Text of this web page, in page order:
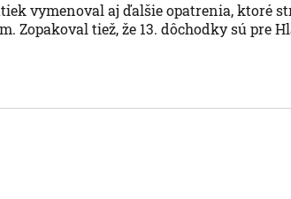
vymenoval aj ďalšie opatrenia, ktoré
Zopakoval tiež, že 13. dôchodky sú pre